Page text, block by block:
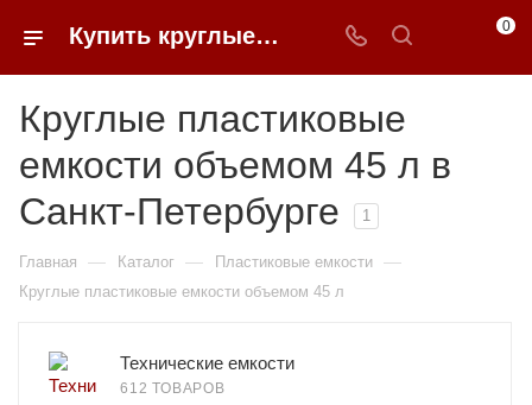
Купить круглые пластиковые емкости объемом 45 л в Санкт-Петербурге | 0FFER 0
Круглые пластиковые
емкости объемом 45 л в
Санкт-Петербурге
1
Главная — Каталог — Пластиковые емкости —
Круглые пластиковые емкости объемом 45 л
Технические емкости
612 ТОВАРОВ